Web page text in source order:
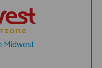
Midwest